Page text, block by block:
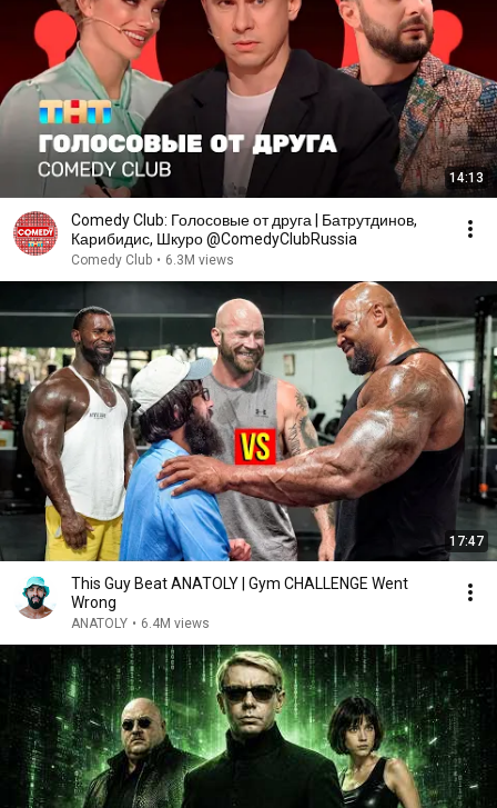
14:13
Comedy Club: Голосовые от друга | Батрутдинов,
Карибидис, Шкуро @ComedyClubRussia
Comedy Club • 6.3M views
17:47
This Guy Beat ANATOLY | Gym CHALLENGE Went
Wrong
ANATOLY • 6.4M views